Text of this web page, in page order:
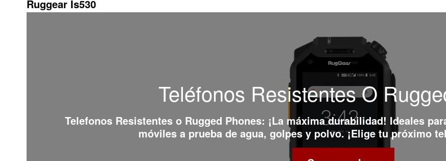
Ruggear Is530
Teléfonos Resistentes O
Telefonos Resistentes o Rugged Phones: ¡La máxima durabilidad! Ideales
móviles a prueba de agua, golpes y polvo. ¡Elige tu próximo